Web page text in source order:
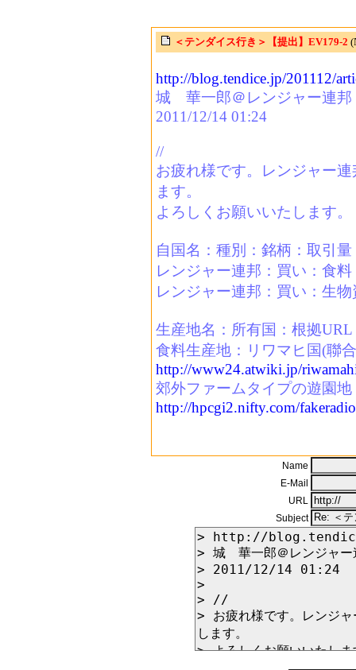
＜テンダイス行き＞【提出】EV179-2
http://blog.tendice.jp/201112/
城 華一郎＠レンジャー連邦
2011/12/14 01:24
//
お疲れ様です。レンジャー
ます。
よろしくお願いいたします。
自国名：種別：銘柄：取引
レンジャー連邦：買い：食
レンジャー連邦：買い：生
生産地名：所有国：根拠URL
食料生産地：リワマヒ国(聯
http://www24.atwiki.jp/
郊外ファームタイプの遊園
http://hpcgi2.nifty.com/
Name
E-Mail
URL
Subject